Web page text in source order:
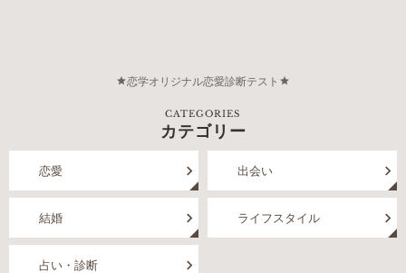
恋学オリジナル恋愛診断テスト
CATEGORIES
カテゴリー
恋愛 出会い
結婚 ライフスタイル
占い・診断